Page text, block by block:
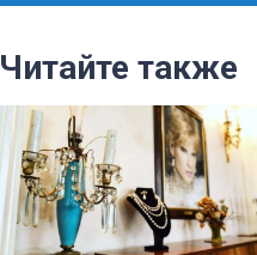
Читайте также